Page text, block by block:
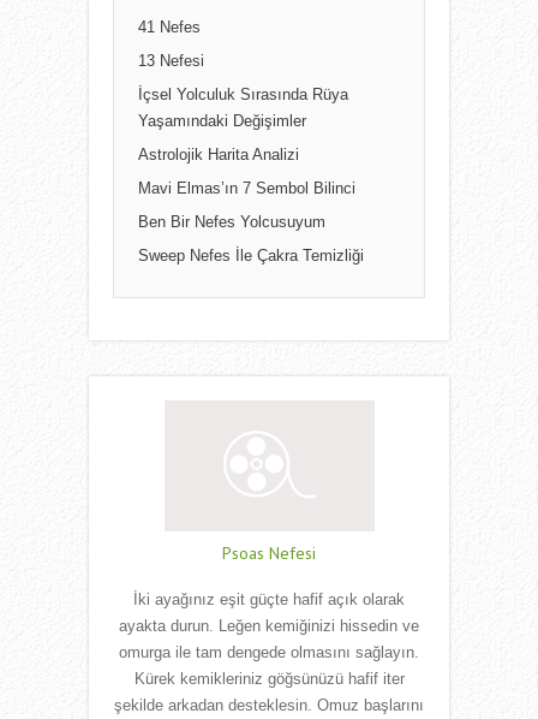
41 Nefes
13 Nefesi
İçsel Yolculuk Sırasında Rüya
Yaşamındaki Değişimler
Astrolojik Harita Analizi
Mavi Elmas’ın 7 Sembol Bilinci
Ben Bir Nefes Yolcusuyum
Sweep Nefes İle Çakra Temizliği
Psoas Nefesi
İki ayağınız eşit güçte hafif açık olarak
ayakta durun. Leğen kemiğinizi hissedin ve
omurga ile tam dengede olmasını sağlayın.
Kürek kemikleriniz göğsünüzü hafif iter
şekilde arkadan desteklesin. Omuz başlarını